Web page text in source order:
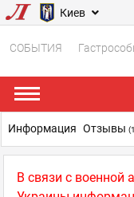
Киев
СОБЫТИЯ
В связи с военной
Информация Отзывы